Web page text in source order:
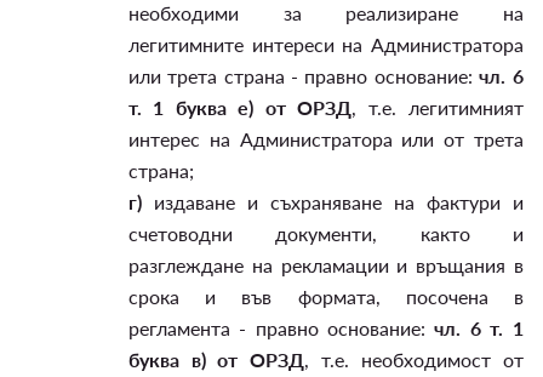
необходими за реализиране на
легитимните интереси на Администратора
или трета страна - правно основание: чл. 6
т. 1 буква е) от ОРЗД, т.е. легитимният
интерес на Администратора или от трета
страна;
г) издаване и съхраняване на фактури и
счетоводни документи, както и
разглеждане на рекламации и връщания в
срока и във формата, посочена в
регламента - правно основание: чл. 6 т. 1
буква в) от ОРЗД, т.е. необходимост от